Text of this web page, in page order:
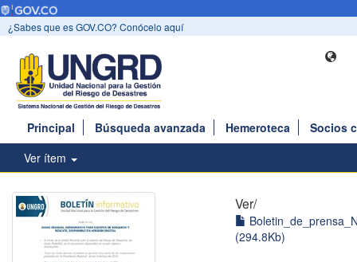
¿Sabes que es GOV.CO? Conócelo aquí
Principal Búsqueda avanzada Hemeroteca
Socios
Ver ítem
Ver/
(294.8Kb)